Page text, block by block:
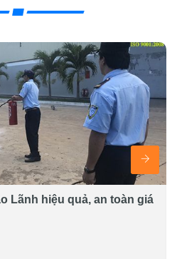
giá
Thuê dịch vụ bảo